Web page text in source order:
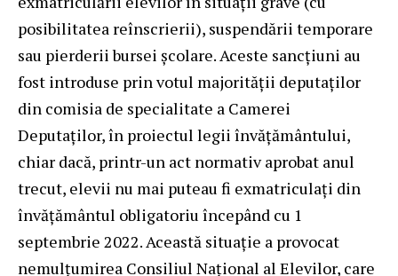
posibilitatea reînscrierii), suspendării temporare
sau pierderii bursei școlare. Aceste sancțiuni au
fost introduse prin votul majorității deputaților
din comisia de specialitate a Camerei
Deputaților, în proiectul legii învățământului,
chiar dacă, printr-un act normativ aprobat anul
trecut, elevii nu mai puteau fi exmatriculați din
învățământul obligatoriu începând cu 1
septembrie 2022. Această situație a provocat
nemulțumirea Consiliul Național al Elevilor, care